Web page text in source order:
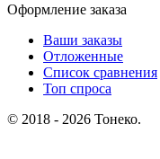
Оформление заказа
Ваши заказы
Отложенные
Список сравнения
Топ спроса
© 2018 - 2026 Тонеко.